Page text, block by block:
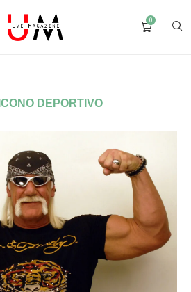
0
ICONO DEPORTIVO